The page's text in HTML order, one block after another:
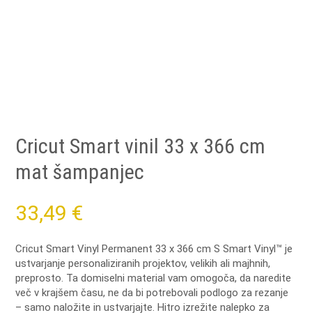
Cricut Smart vinil 33 x 366 cm
mat šampanjec
33,49 €
Cricut Smart Vinyl Permanent 33 x 366 cm S Smart Vinyl™ je
ustvarjanje personaliziranih projektov, velikih ali majhnih,
preprosto. Ta domiselni material vam omogoča, da naredite
več v krajšem času, ne da bi potrebovali podlogo za rezanje
– samo naložite in ustvarjajte. Hitro izrežite nalepko za